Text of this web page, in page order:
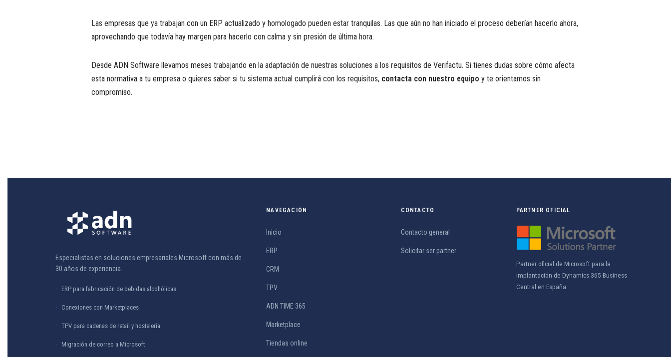
Las empresas que ya trabajan con un ERP actualizado y homologado pueden estar tranquilas. Las que aún no han iniciado el proceso deberían hacerlo ahora,
aprovechando que todavía hay margen para hacerlo con calma y sin presión de última hora.
Desde ADN Software llevamos meses trabajando en la adaptación de nuestras soluciones a los requisitos de Verifactu. Si tienes dudas sobre cómo afecta
esta normativa a tu empresa o quieres saber si tu sistema actual cumplirá con los requisitos, contacta con nuestro equipo y te orientamos sin
compromiso.
Especialistas en soluciones empresariales Microsoft con más de
30 años de experiencia.
ERP para fabricación de bebidas alcohólicas
Conexiones con Marketplaces
TPV para cadenas de retail y hostelería
Migración de correo a Microsoft
NAVEGACIÓN
Inicio
ERP
CRM
TPV
ADN TIME 365
Marketplace
Tiendas online
CONTACTO
Contacto general
Solicitar ser partner
PARTNER OFICIAL
Partner oficial de Microsoft para la
implantación de Dynamics 365 Business
Central en España.